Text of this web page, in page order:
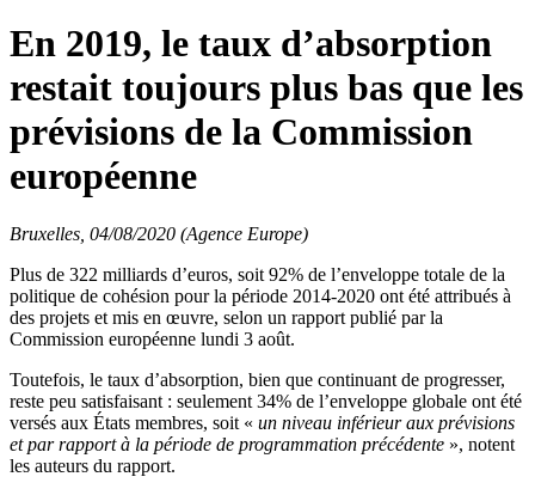
En 2019, le taux d’absorption
restait toujours plus bas que les
prévisions de la Commission
européenne
Bruxelles, 04/08/2020 (Agence Europe)
Plus de 322 milliards d’euros, soit 92% de l’enveloppe totale de la
politique de cohésion pour la période 2014-2020 ont été attribués à
des projets et mis en œuvre, selon un rapport publié par la
Commission européenne lundi 3 août.
Toutefois, le taux d’absorption, bien que continuant de progresser,
reste peu satisfaisant : seulement 34% de l’enveloppe globale ont été
versés aux États membres, soit « un niveau inférieur aux prévisions
et par rapport à la période de programmation précédente », notent
les auteurs du rapport.